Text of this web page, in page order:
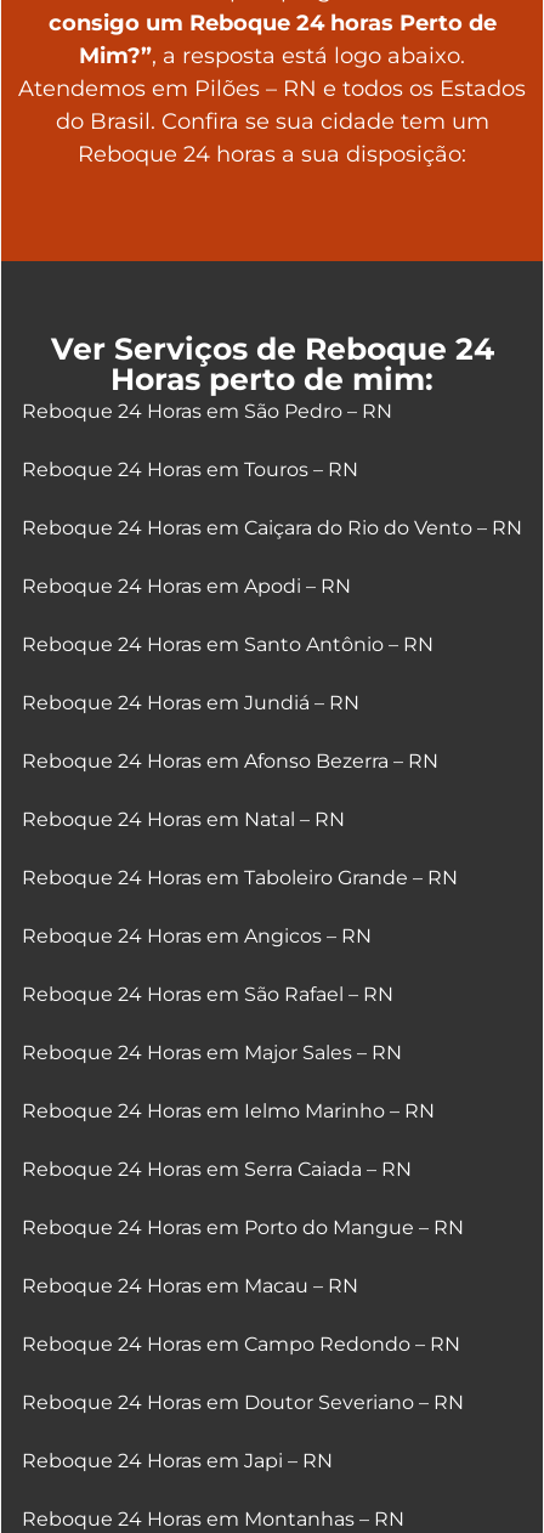
consigo um Reboque 24 horas Perto de
Mim?”, a resposta está logo abaixo.
Atendemos em Pilões – RN e todos os Estados
do Brasil. Confira se sua cidade tem um
Reboque 24 horas a sua disposição:
Ver Serviços de Reboque 24
Horas perto de mim:
Reboque 24 Horas em São Pedro – RN
Reboque 24 Horas em Touros – RN
Reboque 24 Horas em Caiçara do Rio do Vento – RN
Reboque 24 Horas em Apodi – RN
Reboque 24 Horas em Santo Antônio – RN
Reboque 24 Horas em Jundiá – RN
Reboque 24 Horas em Afonso Bezerra – RN
Reboque 24 Horas em Natal – RN
Reboque 24 Horas em Taboleiro Grande – RN
Reboque 24 Horas em Angicos – RN
Reboque 24 Horas em São Rafael – RN
Reboque 24 Horas em Major Sales – RN
Reboque 24 Horas em Ielmo Marinho – RN
Reboque 24 Horas em Serra Caiada – RN
Reboque 24 Horas em Porto do Mangue – RN
Reboque 24 Horas em Macau – RN
Reboque 24 Horas em Campo Redondo – RN
Reboque 24 Horas em Doutor Severiano – RN
Reboque 24 Horas em Japi – RN
Reboque 24 Horas em Montanhas – RN